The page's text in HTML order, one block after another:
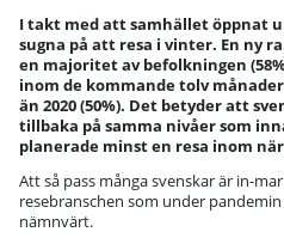
I takt med att samhället öppnat
sugna på att resa i vinter. En ny
en majoritet av befolkningen
inom de kommande tolv
än 2020 (50%). Det betyder att
tillbaka på samma nivåer som
planerade minst en resa inom
Att så pass många svenskar är in-
resebranschen som under
nämnvärt.